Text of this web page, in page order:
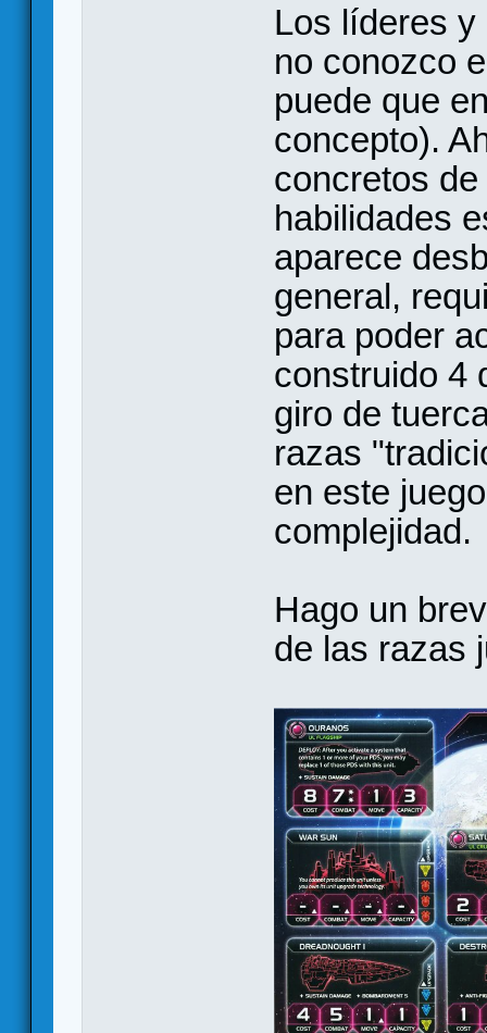
Los líderes
no conozco
puede que
concepto).
concretos
habilidades
aparece
general,
para poder
construido 4
giro de
razas
en este
complejidad.
Hago un
de las razas